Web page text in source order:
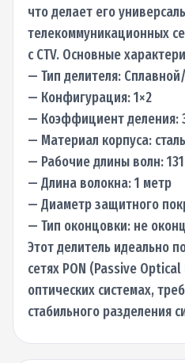
что делает его
телекоммуникационных
с CTV. Основные
— Тип делителя:
— Конфигурация: 1×2
— Коэффициент деления:
— Материал корпуса:
— Рабочие длины волн:
— Длина волокна: 1 метр
— Диаметр защитного
— Тип оконцовки: не
Этот делитель идеально
сетях PON (Passive
оптических системах,
стабильного разделения